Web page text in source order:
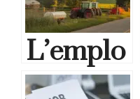
L’emplo
i dans